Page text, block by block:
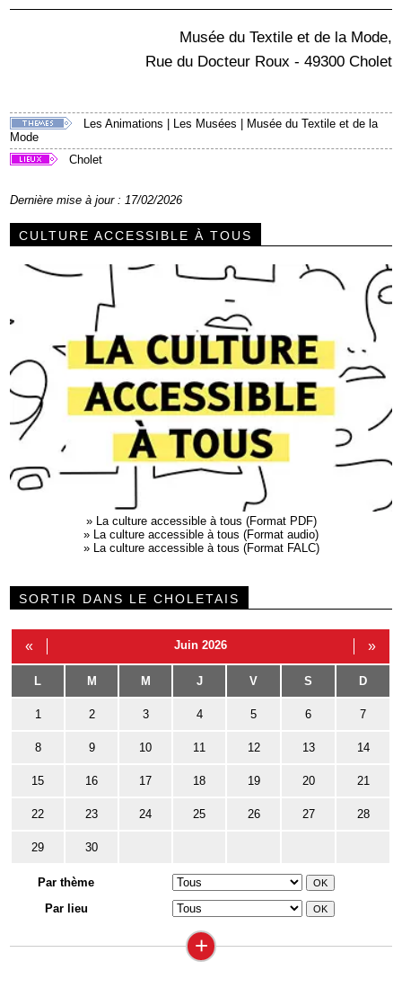
Musée du Textile et de la Mode,
Rue du Docteur Roux - 49300 Cholet
Les Animations Les Musées
Musée du Textile et de la
Mode
Cholet
Dernière mise à jour : 17/02/2026
CULTURE ACCESSIBLE À TOUS
» La culture accessible à tous (Format PDF)
» La culture accessible à tous (Format audio)
» La culture accessible à tous (Format FALC)
SORTIR DANS LE CHOLETAIS
« Juin 2026 »
L M M J V S D
1 2 3 4 5 6 7
8 9 10 11 12 13 14
15 16 17 18 19 20 21
22 23 24 25 26 27 28
29 30
Par thème
Par lieu
+